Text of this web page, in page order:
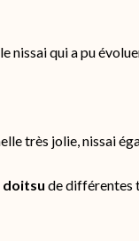
nissai qui a pu
très jolie, nissai
doitsu de différentes